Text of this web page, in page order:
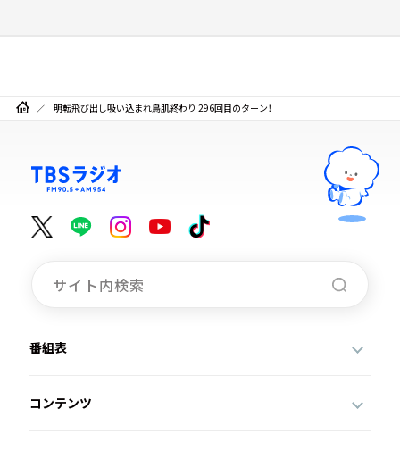
明転飛び出し吸い込まれ鳥肌終わり 296回目のターン！
番組表
コンテンツ